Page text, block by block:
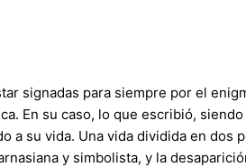
signadas para siempre por el
En su caso, lo que escribió,
a su vida. Una vida dividida en
y simbolista, y la